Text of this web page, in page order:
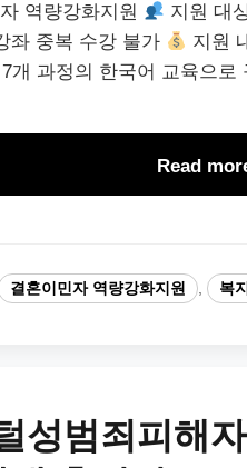
역량강화지원
지원 대
좌 중복 수강 불가
지원
개 과정의 한국어 교육으로
Read
결혼이민자 역량강화지원 , 복지
성범죄피해